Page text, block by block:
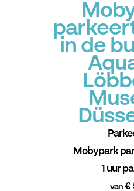
in de
Mobypark
1 uur
van €